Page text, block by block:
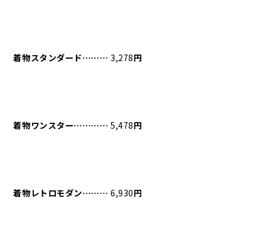
着物スタンダード⋯⋯⋯ 3,278円
着物ワンスター⋯⋯⋯⋯ 5,478円
着物レトロモダン⋯⋯⋯ 6,930円